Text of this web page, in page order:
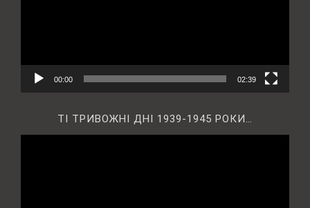
00:00 02:39
ТІ ТРИВОЖНІ ДНІ 1939-1945 РОКИ…